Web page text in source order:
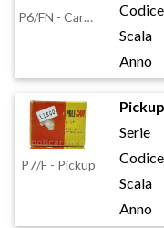
P6/FN - Carboncini e contatti per P70-P76
Codice
Scala
Anno
P7/F - Pickup
Pickup
Serie
Codice
Scala
Anno